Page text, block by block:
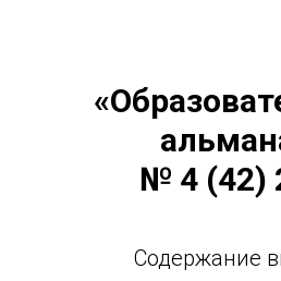
№ 4 (42)
Содержание